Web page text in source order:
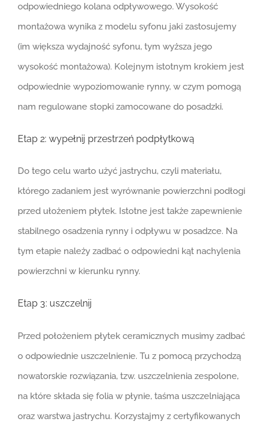
odpowiedniego kolana odpływowego. Wysokość
montażowa wynika z modelu syfonu jaki zastosujemy
(im większa wydajność syfonu, tym wyższa jego
wysokość montażowa). Kolejnym istotnym krokiem jest
odpowiednie wypoziomowanie rynny, w czym pomogą
nam regulowane stopki zamocowane do posadzki.
Etap 2: wypełnij przestrzeń podpłytkową
Do tego celu warto użyć jastrychu, czyli materiału,
którego zadaniem jest wyrównanie powierzchni podłogi
przed ułożeniem płytek. Istotne jest także zapewnienie
stabilnego osadzenia rynny i odpływu w posadzce. Na
tym etapie należy zadbać o odpowiedni kąt nachylenia
powierzchni w kierunku rynny.
Etap 3: uszczelnij
Przed położeniem płytek ceramicznych musimy zadbać
o odpowiednie uszczelnienie. Tu z pomocą przychodzą
nowatorskie rozwiązania, tzw. uszczelnienia zespolone,
na które składa się folia w płynie, taśma uszczelniająca
oraz warstwa jastrychu. Korzystajmy z certyfikowanych